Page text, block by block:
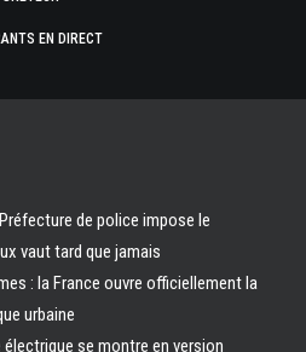
EN DIRECT
de police impose le
vaut tard que jamais
: la France ouvre officiellement la
urbaine
se montre en version